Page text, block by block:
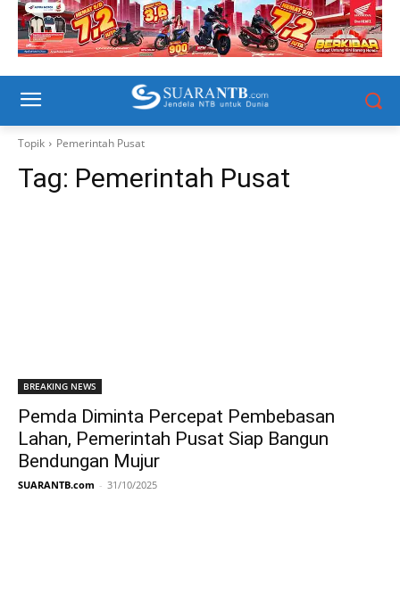
Topik Pemerintah Pusat
Tag: Pemerintah Pusat
BREAKING NEWS
Pemda Diminta Percepat Pembebasan
Lahan, Pemerintah Pusat Siap Bangun
Bendungan Mujur
SUARANTB.com - 31/10/2025